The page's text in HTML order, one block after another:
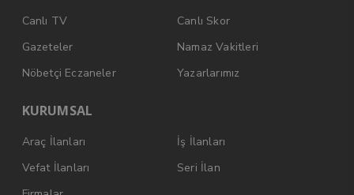
Canlı TV
Canlı Skor
Gazeteler
Namaz Vakitleri
Nöbetçi Eczaneler
Yazarlarımız
KURUMSAL
Araç İlanları
İş İlanları
Vefat İlanları
Seri İlan